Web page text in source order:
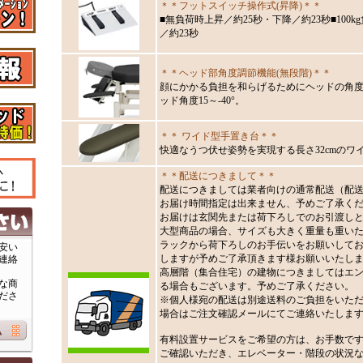
い
絡
商
さ
＊＊フットスイッチ操作式(昇降)＊＊
■無負荷時上昇／約25秒・下降／約23秒
／約23秒
＊＊ヘッド部角度調節機能(無段階)＊＊
顔にかかる負担を和らげるためにヘッドの角
ッド角度15～-40°。
＊＊ ワイド型手置き台＊＊
快適なうつ伏せ姿勢を実現する長さ32cmのワ
＊＊配送につきまして＊＊
配送につきましては業者向けの通常配送（配
お届け時間指定は出来ません、予めご了承く
お届けは玄関先または荷下ろしでのお引渡し
大型商品の場合、サイズも大きく重量も重い
ラックから荷下ろしのお手伝いをお願いして
しますが予めご了承頂きます様お願いいたし
高層階（集合住宅）の建物につきましてはエ
る場合もございます。予めご了承ください。
※個人様宛の配送は別途送料のご負担をいた
場合はご注文確認メールにてご連絡いたしま
有料設置サービスをご希望の方は、お手数で
ご確認いただき、エレベーター・階段の状況